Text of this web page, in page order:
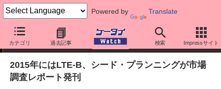
Powered by Translate
カテゴリ 過去記事 検索 Impressサイト
ニュース
2015年にはLTE-B、シード・プランニングが市場
調査レポート発刊